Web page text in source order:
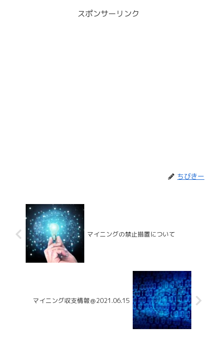
スポンサーリンク
ちびきー
マイニングの禁止措置について
マイニング収支情報＠2021.06.15